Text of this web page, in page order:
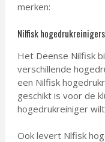
merken:
Nilfisk hogedrukreinigers
Het Deense Nilfisk
verschillende
een Nilfisk
geschikt is voor de
hogedrukreiniger
Ook levert Nlfisk